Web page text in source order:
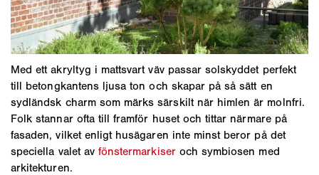
Med ett akryltyg i mattsvart väv passar solskyddet perfekt
till betongkantens ljusa ton och skapar på så sätt en
sydländsk charm som märks särskilt när himlen är molnfri.
Folk stannar ofta till framför huset och tittar närmare på
fasaden, vilket enligt husägaren inte minst beror på det
speciella valet av fönstermarkiseroch symbiosen med
arkitekturen.